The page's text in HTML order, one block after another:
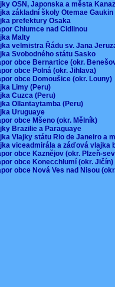
OSN, Japonska a města
základní školy Otemae
prefektury Osaka
Chlumce nad Cidlinou
Malty
velmistra Řádu sv. Jana
Svobodného státu Sasko
obce Bernartice (okr.
obce Polná (okr. Jihlava)
obce Domoušice (okr. Louny)
Limy (Peru)
Cuzca (Peru)
Ollantaytamba (Peru)
Uruguaye
obce Mšeno (okr. Mělník)
Brazilie a Paraguaye
Vlajky státu Rio de Janeiro a
viceadmirála a záďová
obce Kaznějov (okr. Plzeň-
obce Konecchlumí (okr.
obce Nová Ves nad Nisou